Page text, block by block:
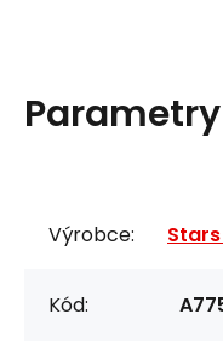
Parametry
Výrobce:
Kód: